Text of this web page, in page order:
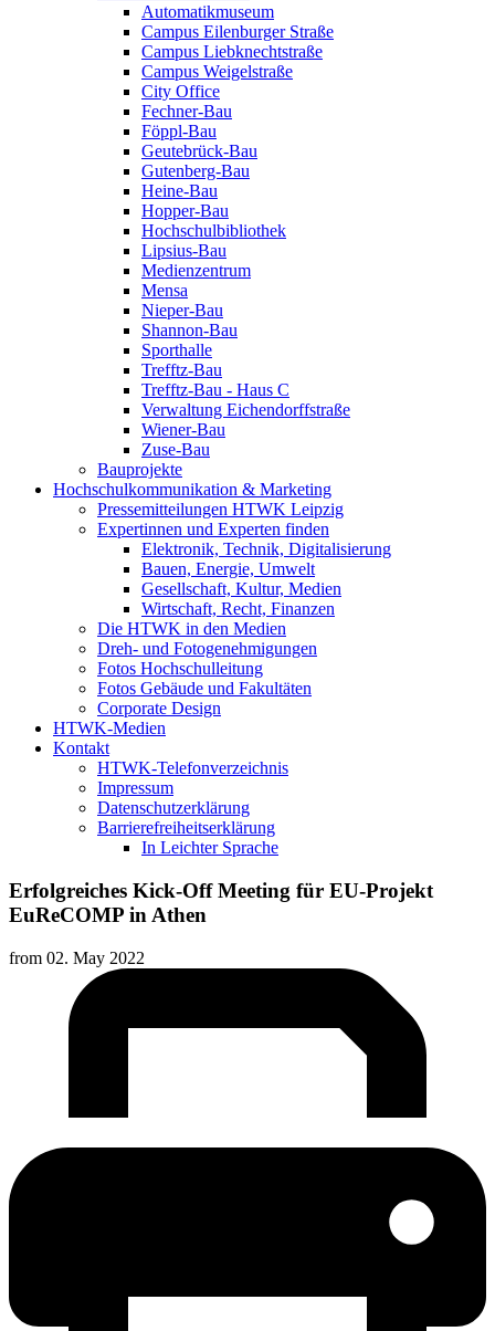
Automatikmuseum
Campus Eilenburger Straße
Campus Liebknechtstraße
Campus Weigelstraße
City Office
Fechner-Bau
Föppl-Bau
Geutebrück-Bau
Gutenberg-Bau
Heine-Bau
Hopper-Bau
Hochschulbibliothek
Lipsius-Bau
Medienzentrum
Mensa
Nieper-Bau
Shannon-Bau
Sporthalle
Trefftz-Bau
Trefftz-Bau - Haus C
Verwaltung Eichendorffstraße
Wiener-Bau
Zuse-Bau
Bauprojekte
Hochschulkommunikation & Marketing
Pressemitteilungen HTWK Leipzig
Expertinnen und Experten finden
Elektronik, Technik, Digitalisierung
Bauen, Energie, Umwelt
Gesellschaft, Kultur, Medien
Wirtschaft, Recht, Finanzen
Die HTWK in den Medien
Dreh- und Fotogenehmigungen
Fotos Hochschulleitung
Fotos Gebäude und Fakultäten
Corporate Design
HTWK-Medien
Kontakt
HTWK-Telefonverzeichnis
Impressum
Datenschutzerklärung
Barrierefreiheitserklärung
In Leichter Sprache
Erfolgreiches Kick-Off Meeting für EU-Projekt
EuReCOMP in Athen
from 02. May 2022